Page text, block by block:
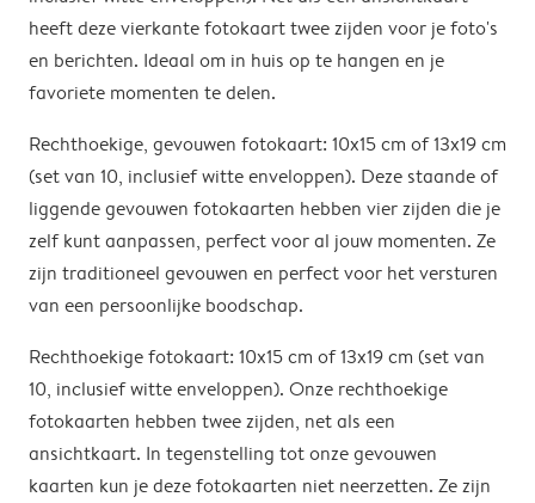
heeft deze vierkante fotokaart twee zijden voor je foto's
en berichten. Ideaal om in huis op te hangen en je
favoriete momenten te delen.
Rechthoekige, gevouwen fotokaart: 10x15 cm of 13x19 cm
(set van 10, inclusief witte enveloppen). Deze staande of
liggende gevouwen fotokaarten hebben vier zijden die je
zelf kunt aanpassen, perfect voor al jouw momenten. Ze
zijn traditioneel gevouwen en perfect voor het versturen
van een persoonlijke boodschap.
Rechthoekige fotokaart: 10x15 cm of 13x19 cm (set van
10, inclusief witte enveloppen). Onze rechthoekige
fotokaarten hebben twee zijden, net als een
ansichtkaart. In tegenstelling tot onze gevouwen
kaarten kun je deze fotokaarten niet neerzetten. Ze zijn